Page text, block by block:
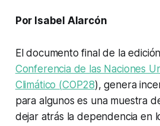
Por Isabel Alarcón
El documento final de la
Conferencia de las Naciones
Climático (COP28), genera
para algunos es una muestra
dejar atrás la dependencia en